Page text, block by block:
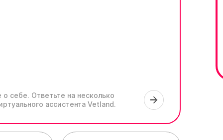
о себе. Ответьте на несколько
ассистента Vetland.